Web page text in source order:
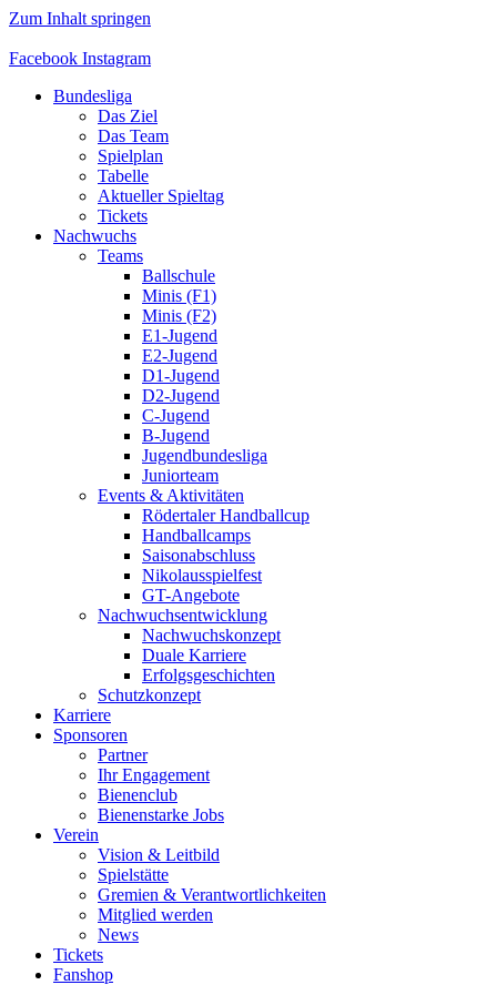
Zum Inhalt springen
Facebook Instagram
Bundesliga
Das Ziel
Das Team
Spielplan
Tabelle
Aktueller Spieltag
Tickets
Nachwuchs
Teams
Ballschule
Minis (F1)
Minis (F2)
E1-Jugend
E2-Jugend
D1-Jugend
D2-Jugend
C-Jugend
B-Jugend
Jugendbundesliga
Juniorteam
Events & Aktivitäten
Rödertaler Handballcup
Handballcamps
Saisonabschluss
Nikolausspielfest
GT-Angebote
Nachwuchsentwicklung
Nachwuchskonzept
Duale Karriere
Erfolgsgeschichten
Schutzkonzept
Karriere
Sponsoren
Partner
Ihr Engagement
Bienenclub
Bienenstarke Jobs
Verein
Vision & Leitbild
Spielstätte
Gremien & Verantwortlichkeiten
Mitglied werden
News
Tickets
Fanshop